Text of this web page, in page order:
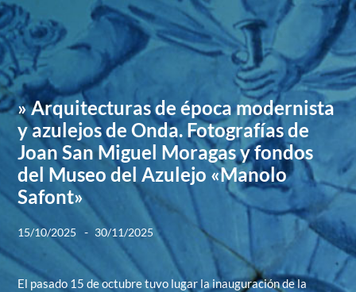
» Arquitecturas de época modernista
y azulejos de Onda. Fotografías de
Joan San Miguel Moragas y fondos
del Museo del Azulejo «Manolo
Safont»
15/10/2025 - 30/11/2025
El pasado 15 de octubre tuvo lugar la inauguración de la